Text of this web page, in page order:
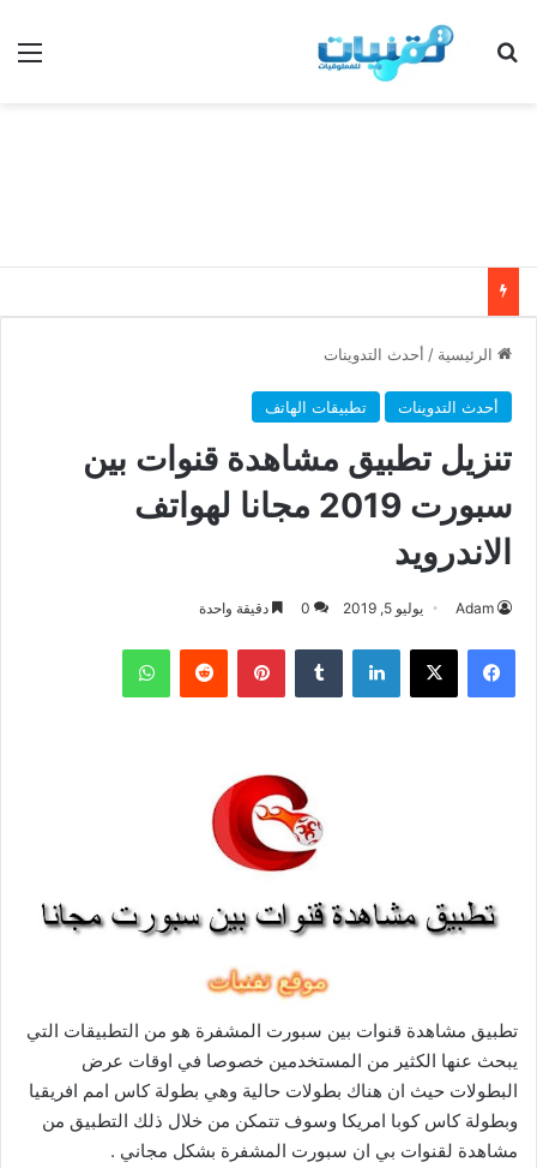
بحث عن
الرئيسية / أحدث التدوينات
أحدث التدوينات تطبيقات الهاتف
تنزيل تطبيق مشاهدة قنوات بين
سبورت 2019 مجانا لهواتف
الاندرويد
Adam يوليو 5, 2019 0 دقيقة واحدة
فيسبوك ‫X لينكدإن بينتيريست واتساب
تطبيق مشاهدة قنوات بين سبورت المشفرة هو من التطبيقات التي
يبحث عنها الكثير من المستخدمين خصوصا في اوقات عرض
البطولات حيث ان هناك بطولات حالية وهي بطولة كاس امم افريقيا
وبطولة كاس كوبا امريكا وسوف تتمكن من خلال ذلك التطبيق من
مشاهدة لقنوات بي ان سبورت المشفرة بشكل مجاني .